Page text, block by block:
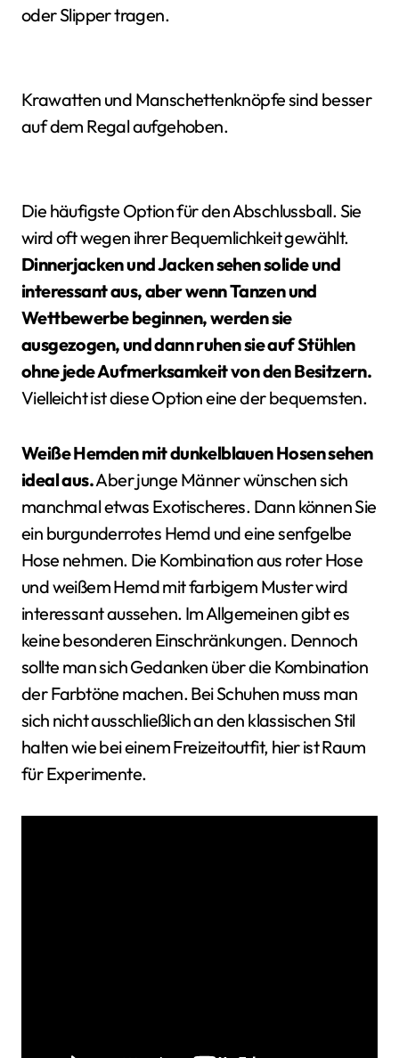
oder Slipper tragen.
Krawatten und Manschettenknöpfe sind besser
auf dem Regal aufgehoben.
Die häufigste Option für den Abschlussball. Sie
wird oft wegen ihrer Bequemlichkeit gewählt.
Dinnerjacken und Jacken sehen solide und
interessant aus, aber wenn Tanzen und
Wettbewerbe beginnen, werden sie
ausgezogen, und dann ruhen sie auf Stühlen
ohne jede Aufmerksamkeit von den Besitzern.
Vielleicht ist diese Option eine der bequemsten.
Weiße Hemden mit dunkelblauen Hosen sehen
ideal aus.Aber junge Männer wünschen sich
manchmal etwas Exotischeres. Dann können Sie
ein burgunderrotes Hemd und eine senfgelbe
Hose nehmen. Die Kombination aus roter Hose
und weißem Hemd mit farbigem Muster wird
interessant aussehen. Im Allgemeinen gibt es
keine besonderen Einschränkungen. Dennoch
sollte man sich Gedanken über die Kombination
der Farbtöne machen. Bei Schuhen muss man
sich nicht ausschließlich an den klassischen Stil
halten wie bei einem Freizeitoutfit, hier ist Raum
für Experimente.